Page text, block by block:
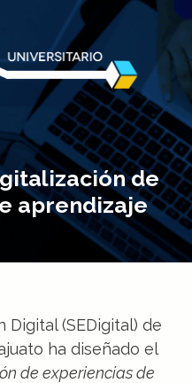
de
aprendizaje
Digital (SEDigital) de
ha diseñado el
de experiencias de